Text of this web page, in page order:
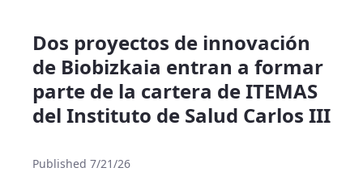
Dos proyectos de innovación
de Biobizkaia entran a formar
parte de la cartera de ITEMAS
del Instituto de Salud Carlos III
Published 7/21/26